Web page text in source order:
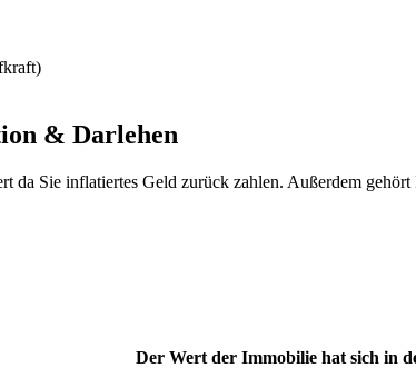
& Darlehen
da Sie inflatiertes Geld zurück zahlen. Außerdem
Der Wert der Immobilie hat sich in